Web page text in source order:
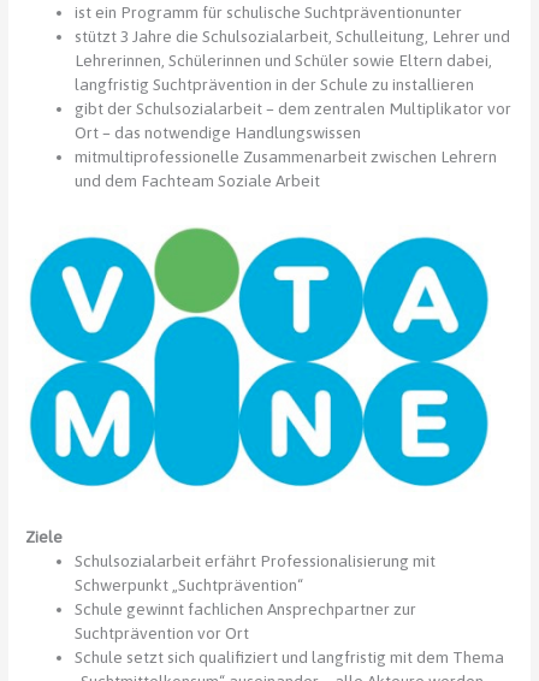
ist ein Programm für schulische Suchtpräventionunter
stützt 3 Jahre die Schulsozialarbeit, Schulleitung, Lehrer und
Lehrerinnen, Schülerinnen und Schüler sowie Eltern dabei,
langfristig Suchtprävention in der Schule zu installieren
gibt der Schulsozialarbeit – dem zentralen Multiplikator vor
Ort – das notwendige Handlungswissen
mitmultiprofessionelle Zusammenarbeit zwischen Lehrern
und dem Fachteam Soziale Arbeit
Ziele
Schulsozialarbeit erfährt Professionalisierung mit
Schwerpunkt „Suchtprävention“
Schule gewinnt fachlichen Ansprechpartner zur
Suchtprävention vor Ort
Schule setzt sich qualifiziert und langfristig mit dem Thema